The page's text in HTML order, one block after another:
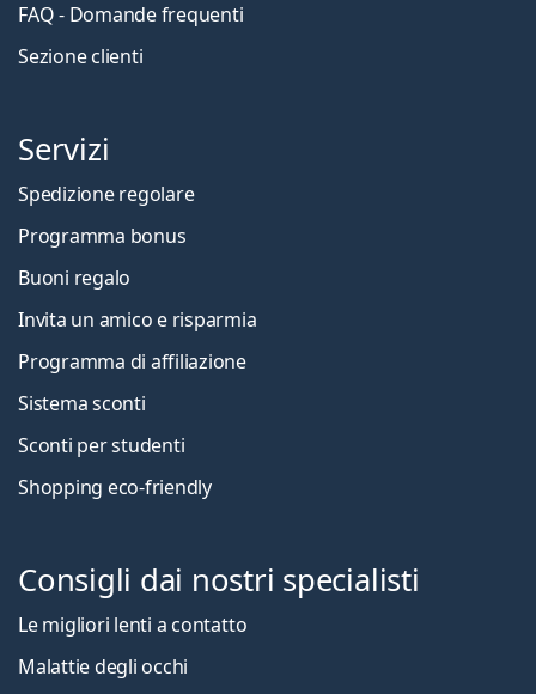
FAQ - Domande frequenti
Sezione clienti
Servizi
Spedizione regolare
Programma bonus
Buoni regalo
Invita un amico e risparmia
Programma di affiliazione
Sistema sconti
Sconti per studenti
Shopping eco-friendly
Consigli dai nostri specialisti
Le migliori lenti a contatto
Malattie degli occhi